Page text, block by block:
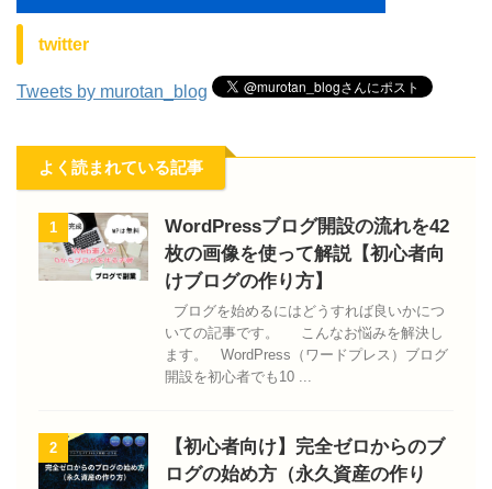
twitter
Tweets by murotan_blog
よく読まれている記事
1
WordPressブログ開設の流れを42
枚の画像を使って解説【初心者向
けブログの作り方】
ブログを始めるにはどうすれば良いかにつ
いての記事です。 こんなお悩みを解決し
ます。 WordPress（ワードプレス）ブログ
開設を初心者でも10 ...
2
【初心者向け】完全ゼロからのブ
ログの始め方（永久資産の作り